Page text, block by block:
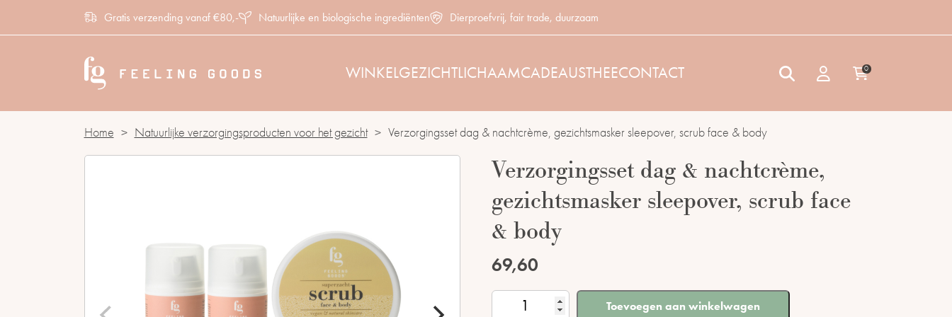
Gratis verzending vanaf €80,- Natuurlijke en biologische ingrediënten Dierproefvrij, fair trade, duurzaam
WINKELGEZICHTLICHAAMCADEAUSTHEECONTACT 0
Home > Natuurlijke verzorgingsproducten voor het gezicht > Verzorgingsset dag & nachtcrème, gezichtsmasker sleepover, scrub face & body
Verzorgingsset dag & nachtcrème,
gezichtsmasker sleepover, scrub face
& body
69,60
Verzorgingsset
Toevoegen aan winkelwagen